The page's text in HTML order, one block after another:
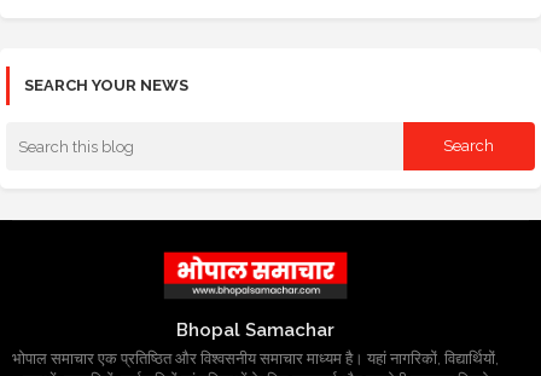
SEARCH YOUR NEWS
Bhopal Samachar
भोपाल समाचार एक प्रतिष्ठित और विश्वसनीय समाचार माध्यम है। यहां नागरिकों, विद्यार्थियों,